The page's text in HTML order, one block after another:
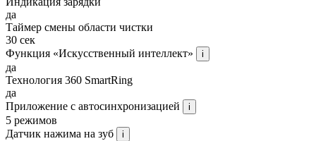
да
Таймер смены области чистки
30 сек
Функция «Искусственный интеллект»
i
да
Технология 360 SmartRing
да
Приложение с автосинхронизацией
i
5 режимов
Датчик нажима на зуб
i